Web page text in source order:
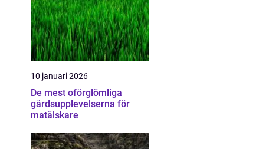
10 januari 2026
De mest oförglömliga
gårdsupplevelserna för
matälskare